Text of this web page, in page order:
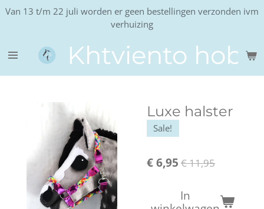
Ga
de
hoofdinhoud
Khtviento
Van 13 t/m 22 juli worden er geen bestellingen verzonden ivm
verhuizing
Luxe halster
Sale!
€ 6,95 € 11,95
In